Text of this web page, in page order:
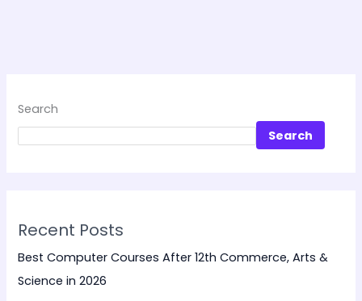
Search
Search
Recent Posts
Best Computer Courses After 12th Commerce, Arts &
Science in 2026